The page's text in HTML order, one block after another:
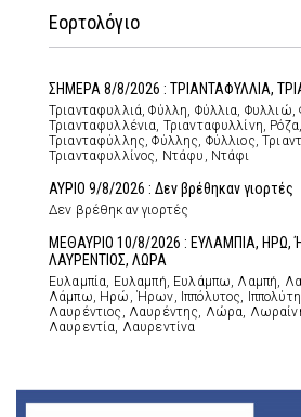
Εορτολόγιο
ΣΗΜΕΡΑ 8/8/2026 : ΤΡΙΑΝΤΑΦΥΛΛΙΑ,
Τριανταφυλλιά, Φύλλη, Φύλλια, Φυλλιώ,
Τριανταφυλλένια, Τριανταφυλλίνη,
Τριανταφύλλης, Φύλλης, Φύλλιος,
Τριανταφυλλίνος, Ντάφυ, Ντάφι
ΑΥΡΙΟ 9/8/2026 : Δεν βρέθηκαν γιορτές
Δεν βρέθηκαν γιορτές
ΜΕΘΑΥΡΙΟ 10/8/2026 : ΕΥΛΑΜΠΙΑ, ΗΡΩ,
ΛΑΥΡΕΝΤΙΟΣ, ΛΩΡΑ
Ευλαμπία, Ευλαμπή, Ευλάμπω, Λαμπή,
Λάμπω, Ηρώ, Ήρων, Ιππόλυτος, Ιππολύτη,
Λαυρέντιος, Λαυρέντης, Λώρα,
Λαυρεντία, Λαυρεντίνα